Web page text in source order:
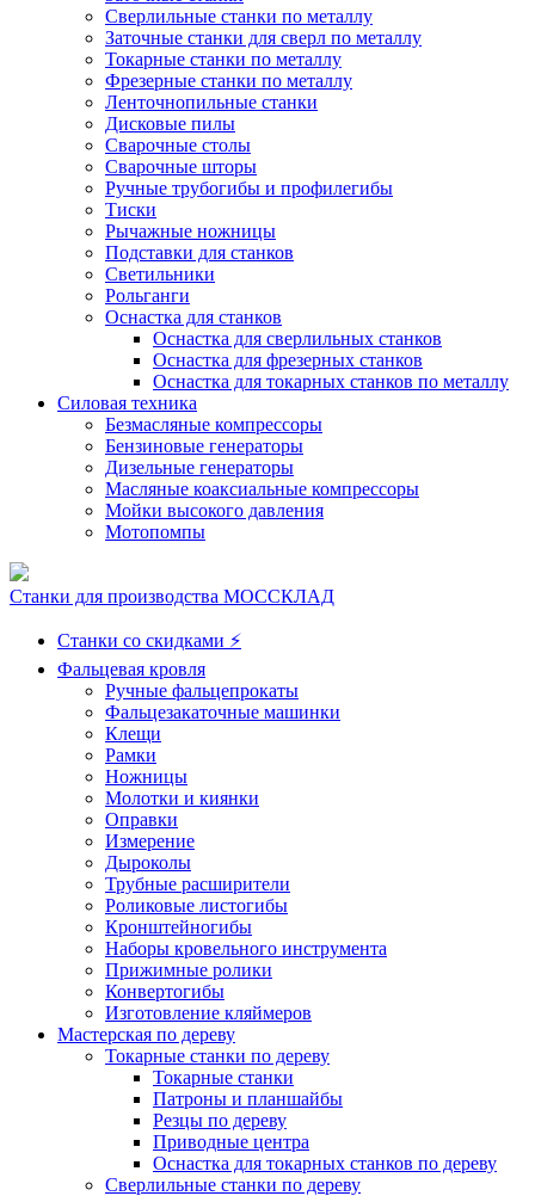
Сверлильные станки по металлу
Заточные станки для сверл по металлу
Токарные станки по металлу
Фрезерные станки по металлу
Ленточнопильные станки
Дисковые пилы
Сварочные столы
Сварочные шторы
Ручные трубогибы и профилегибы
Тиски
Рычажные ножницы
Подставки для станков
Светильники
Рольганги
Оснастка для станков
Оснастка для сверлильных станков
Оснастка для фрезерных станков
Оснастка для токарных станков по металлу
Силовая техника
Безмасляные компрессоры
Бензиновые генераторы
Дизельные генераторы
Масляные коаксиальные компрессоры
Мойки высокого давления
Мотопомпы
Станки для производства МОССКЛАД
Станки со скидками ⚡
Фальцевая кровля
Ручные фальцепрокаты
Фальцезакаточные машинки
Клещи
Рамки
Ножницы
Молотки и киянки
Оправки
Измерение
Дыроколы
Трубные расширители
Роликовые листогибы
Кронштейногибы
Наборы кровельного инструмента
Прижимные ролики
Конвертогибы
Изготовление кляймеров
Мастерская по дереву
Токарные станки по дереву
Токарные станки
Патроны и планшайбы
Резцы по дереву
Приводные центра
Оснастка для токарных станков по дереву
Сверлильные станки по дереву